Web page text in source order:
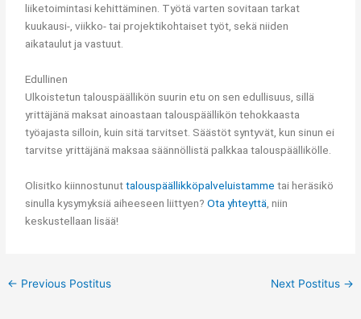
liiketoimintasi kehittäminen. Työtä varten sovitaan tarkat
kuukausi-, viikko- tai projektikohtaiset työt, sekä niiden
aikataulut ja vastuut.
Edullinen
Ulkoistetun talouspäällikön suurin etu on sen edullisuus, sillä
yrittäjänä maksat ainoastaan talouspäällikön tehokkaasta
työajasta silloin, kuin sitä tarvitset. Säästöt syntyvät, kun sinun ei
tarvitse yrittäjänä maksaa säännöllistä palkkaa talouspäällikölle.
Olisitko kiinnostunuttalouspäällikköpalveluistamme tai heräsikö
sinulla kysymyksiä aiheeseen liittyen?Ota yhteyttä , niin
keskustellaan lisää!
← Previous Postitus Next Postitus →